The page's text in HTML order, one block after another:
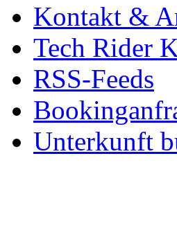
Kontakt &
Tech Rider
RSS-Feeds
Unterkunft